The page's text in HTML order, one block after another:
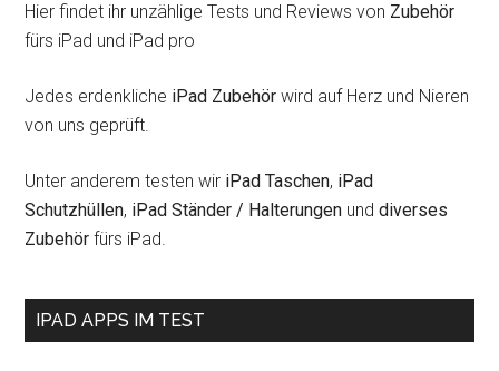
Hier findet ihr unzählige Tests und Reviews von Zubehör
fürs iPad und iPad pro
Jedes erdenkliche iPad Zubehör wird auf Herz und Nieren
von uns geprüft.
Unter anderem testen wir iPad Taschen, iPad
Schutzhüllen, iPad Ständer / Halterungen unddiverses
Zubehör fürs iPad.
IPAD APPS IM TEST